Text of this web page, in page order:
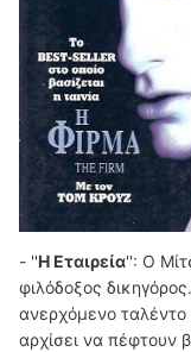
- ''Η Εταιρεία'': Ο
φιλόδοξος
ανερχόμενο ταλέντο
αρχίσει να πέφτουν